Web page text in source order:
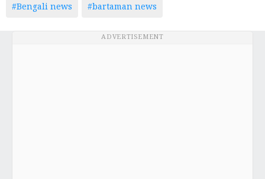
#Bengali news #bartaman news
ADVERTISEMENT